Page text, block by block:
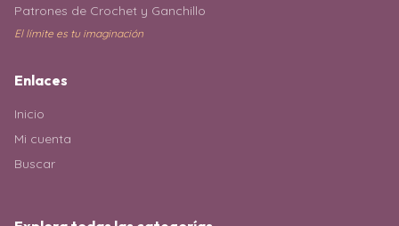
Patrones de Crochet y Ganchillo
El límite es tu imaginación
Enlaces
Inicio
Mi cuenta
Buscar